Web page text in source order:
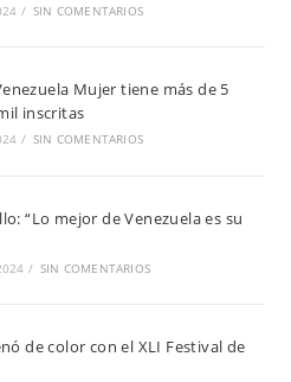
/ SIN COMENTARIOS
Mujer tiene más de 5
inscritas
/ SIN COMENTARIOS
“Lo mejor de Venezuela es su
/ SIN COMENTARIOS
de color con el XLI Festival de